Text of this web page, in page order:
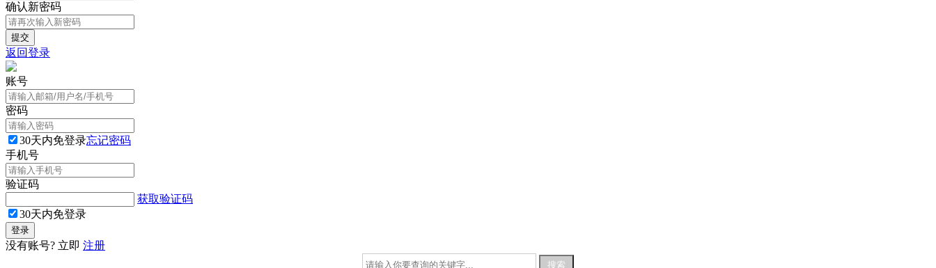
确认新密码
返回登录
账号
密码
30天内免登录忘记密码
手机号
验证码
获取验证码
30天内免登录
没有账号? 立即 注册